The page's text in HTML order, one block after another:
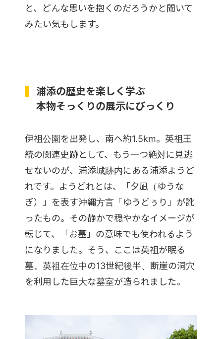
と、どんな思いを抱くのだろうかと聞いて
みたい気もします。
浦添の歴史を楽しく学ぶ
本物そっくりの展示にびっくり
伊祖公園を出発し、南へ約1.5km。英祖王
統の関連史跡として、もう一つ絶対に見逃
せないのが、浦添城跡内にある浦添ようど
れです。ようどれとは、「夕凪（ゆうな
ぎ）」を表す沖縄方言「ゆうどぅり」が訛
ったもの。その静かで穏やかなイメージが
転じて、「お墓」の意味でも使われるよう
になりました。そう、ここは英祖が眠る
墓。英祖在位中の13世紀後半、断崖の洞穴
を利用した巨大な墓室が造られました。